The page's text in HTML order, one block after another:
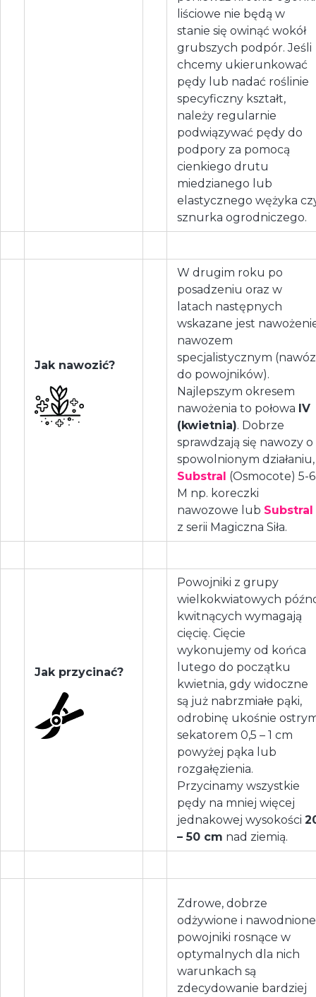
liściowe nie będą w
stanie się owinąć wokół
grubszych podpór. Jeśli
chcemy ukierunkować
pędy lub nadać roślinie
specyficzny kształt,
należy regularnie
podwiązywać pędy do
podpory za pomocą
cienkiego drutu
miedzianego lub
elastycznego wężyka
sznurka ogrodniczego.
Jak nawozić?
W drugim roku po
posadzeniu oraz w
latach następnych
wskazane jest
nawozem
specjalistycznym (nawóz
do powojników).
Najlepszym okresem
nawożenia to połowa IV
(kwietnia). Dobrze
sprawdzają się nawozy o
spowolnionym działaniu,
Substral (Osmocote) 5-6
M np. koreczki
nawozowe lub Substral
z serii Magiczna Siła.
Jak przycinać?
Powojniki z grupy
wielkokwiatowych
kwitnących wymagają
cięcię. Cięcie
wykonujemy od końca
lutego do początku
kwietnia, gdy widoczne
są już nabrzmiałe pąki,
odrobinę ukośnie
sekatorem 0,5 – 1 cm
powyżej pąka lub
rozgałęzienia.
Przycinamy wszystkie
pędy na mniej więcej
jednakowej wysokości
– 50 cm nad ziemią.
Zdrowe, dobrze
odżywione i nawodnione
powojniki rosnące w
optymalnych dla nich
warunkach są
zdecydowanie bardziej